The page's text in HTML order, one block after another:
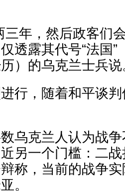
三年，然后政客们
透露其代号“法国
）的乌克兰士兵说
行，随着和平谈
乌克兰人认为战
另一个门槛：二
称，当前的战争
。